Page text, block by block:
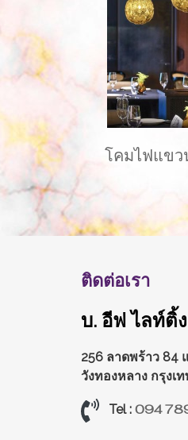
ติดต่อเรา
บ. อีฟ ไลท์ติ้
256 ลาดพร้าว 84
วังทองหลาง กรุงเ
Tel : 094